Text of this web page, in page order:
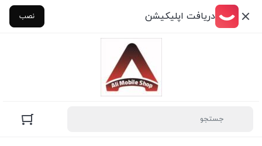
دریافت اپلیکیشن نصب